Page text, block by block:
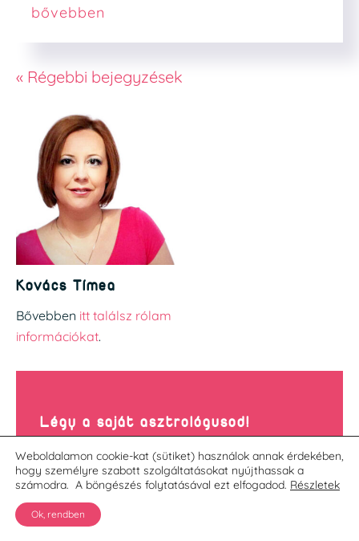
bővebben
« Régebbi bejegyzések
Kovács Tímea
Bővebben itt találsz rólam
információkat.
Légy a saját asztrológusod!
Ha úgy döntesz, a saját kezedbe veszed az
életedet, és nem másoktól vársz tanácsot,
kezdd el az önismereti programot velem.
Lépésenként ismerheted meg magadat,
miközben az asztrológia tudását is elsajátítod.
Weboldalamon cookie-kat (sütiket) használok annak érdekében,
hogy személyre szabott szolgáltatásokat nyújthassak a
számodra. A böngészés folytatásával ezt elfogadod. Részletek
Ok, rendben